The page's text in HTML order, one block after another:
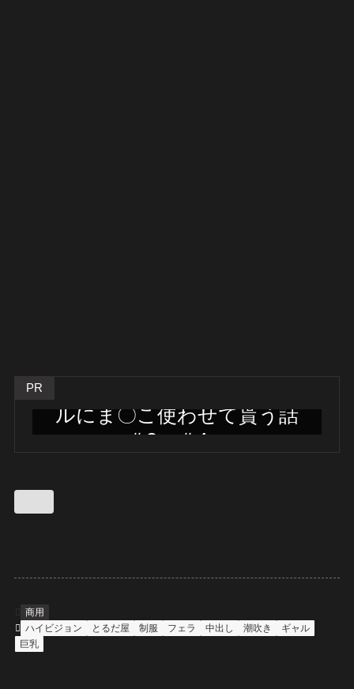
PR
ルにま〇こ使わせて貰う話
＃3・＃4」
商用
ハイビジョン
とるだ屋 制服 フェラ 中出し 潮吹き
ギャル
巨乳